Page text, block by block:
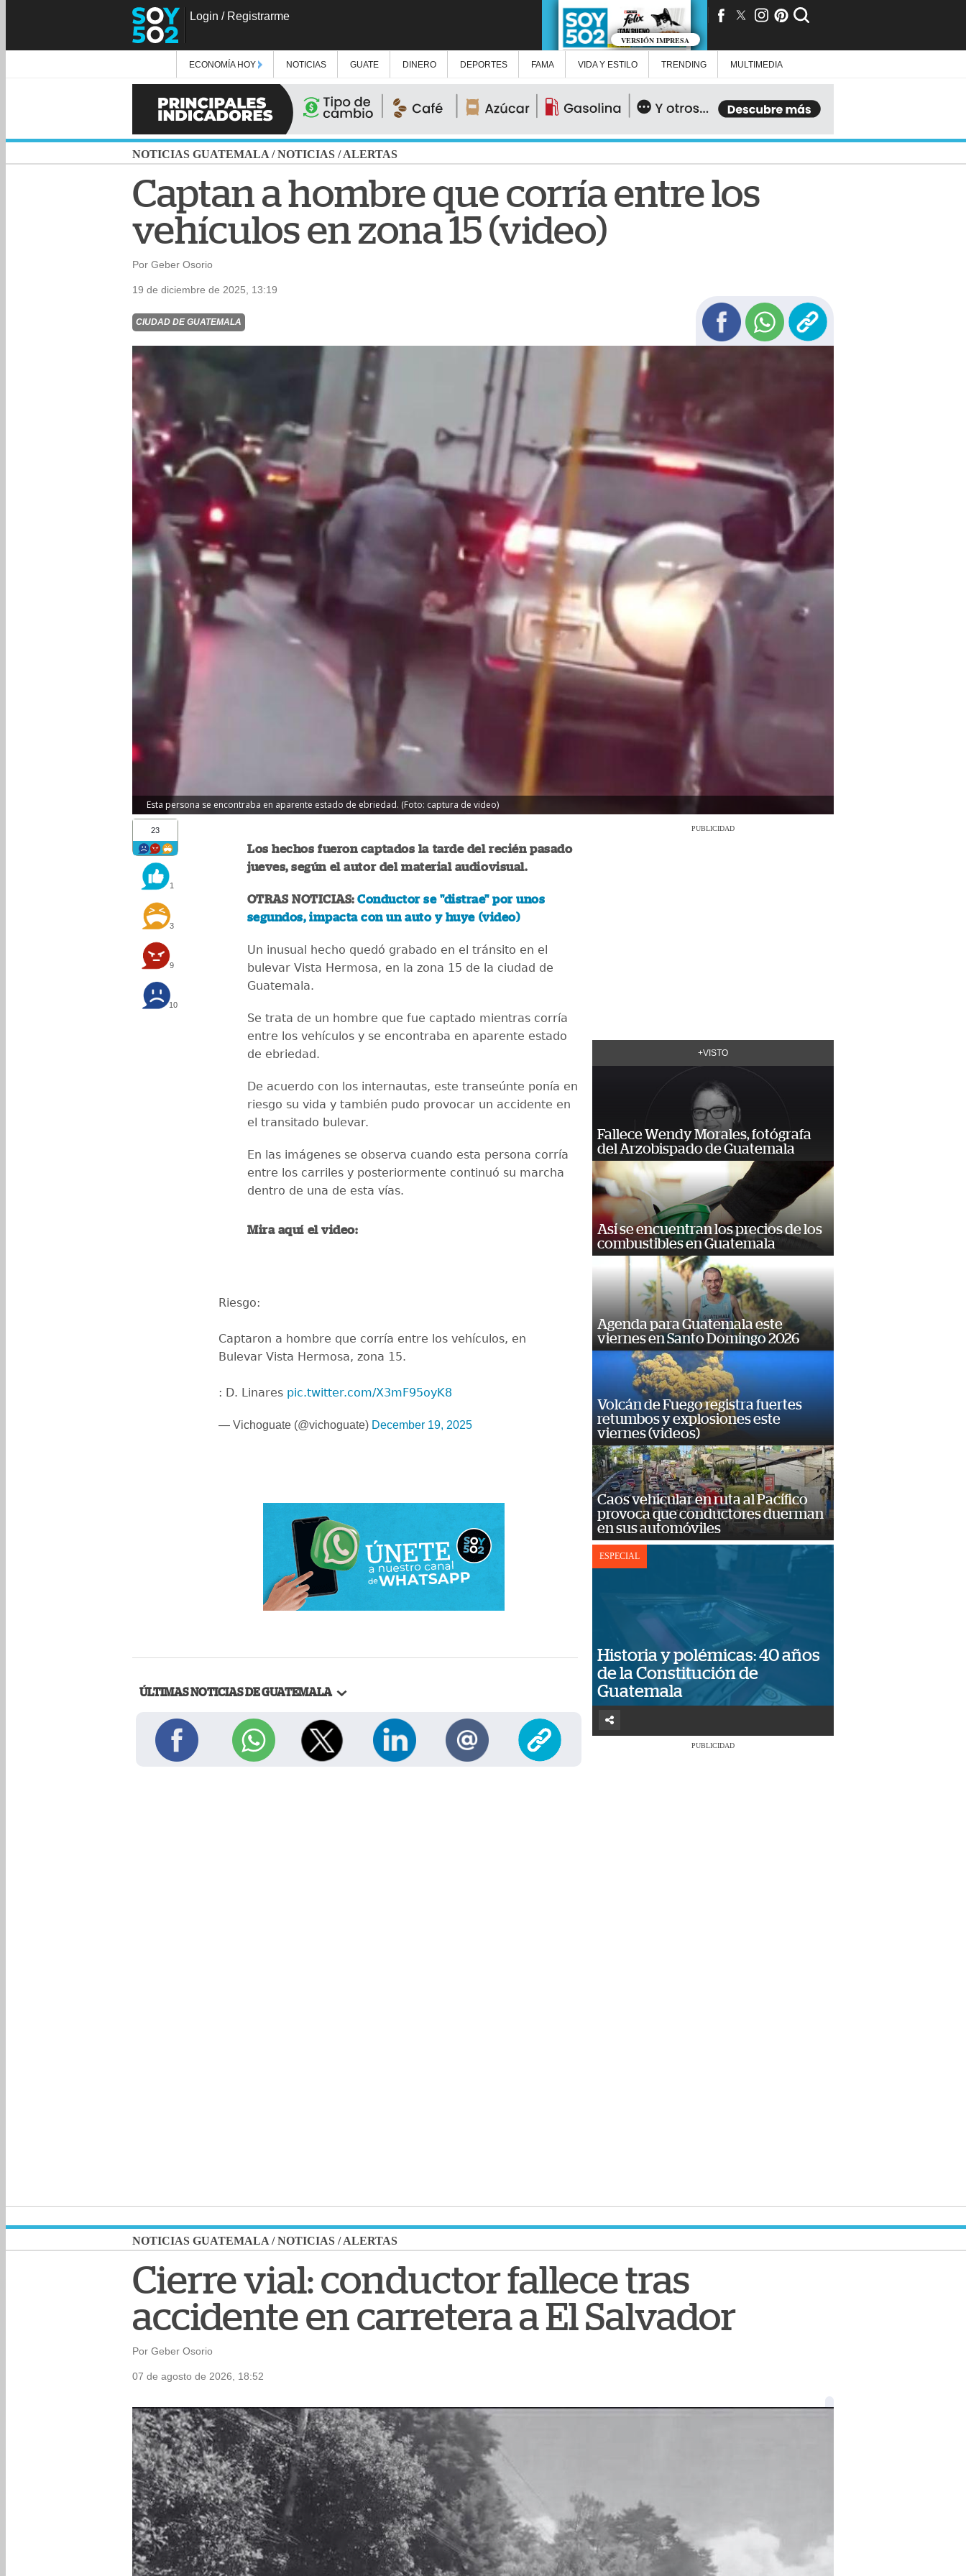
Login / Registrarme
VERSIÓN IMPRESA
ECONOMÍA HOY NOTICIAS GUATE DINERO DEPORTES FAMA VIDA Y ESTILO TRENDING MULTIMEDIA
NOTICIAS GUATEMALA /NOTICIAS /ALERTAS
Captan a hombre que corría entre los
vehículos en zona 15 (video)
Por Geber Osorio
19 de diciembre de 2025, 13:19
CIUDAD DE GUATEMALA
Esta persona se encontraba en aparente estado de ebriedad. (Foto: captura de video)
23
1
3
9
10
Los hechos fueron captados la tarde del recién pasado
jueves, según el autor del material audiovisual.
OTRAS NOTICIAS:Conductor se "distrae" por unos
segundos, impacta con un auto y huye (video)
Un inusual hecho quedó grabado en el tránsito en el
bulevar Vista Hermosa, en la zona 15 de la ciudad de
Guatemala.
Se trata de un hombre que fue captado mientras corría
entre los vehículos y se encontraba en aparente estado
de ebriedad.
De acuerdo con los internautas, este transeúnte ponía en
riesgo su vida y también pudo provocar un accidente en
el transitado bulevar.
En las imágenes se observa cuando esta persona corría
entre los carriles y posteriormente continuó su marcha
dentro de una de esta vías.
Mira aquí el video:
Riesgo:
Captaron a hombre que corría entre los vehículos, en
Bulevar Vista Hermosa, zona 15.
: D. Linares pic.twitter.com/X3mF95oyK8
— Vichoguate (@vichoguate) December 19, 2025
ÚLTIMAS NOTICIAS DE GUATEMALA
PUBLICIDAD
+VISTO
Fallece Wendy Morales, fotógrafa
del Arzobispado de Guatemala
Así se encuentran los precios de los
combustibles en Guatemala
Agenda para Guatemala este
viernes en Santo Domingo 2026
Volcán de Fuego registra fuertes
retumbos y explosiones este
viernes (videos)
Caos vehicular en ruta al Pacífico
provoca que conductores duerman
en sus automóviles
ESPECIAL
Historia y polémicas: 40 años
de la Constitución de
Guatemala
PUBLICIDAD
NOTICIAS GUATEMALA /NOTICIAS /ALERTAS
Cierre vial: conductor fallece tras
accidente en carretera a El Salvador
Por Geber Osorio
07 de agosto de 2026, 18:52